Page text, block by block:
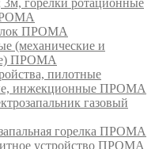
ПРОМА
(механические и
ПРОМА
пилотные
инжекционные ПРОМА
газовый
горелка ПРОМА
устройство ПРОМА